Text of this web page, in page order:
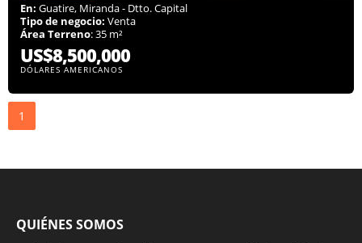
En: Guatire, Miranda - Dtto. Capital
Tipo de negocio: Venta
Área Terreno: 35 m²
US$8,500,000
DÓLARES AMERICANOS
1
QUIÉNES SOMOS